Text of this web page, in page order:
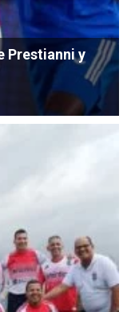
Prestianni y